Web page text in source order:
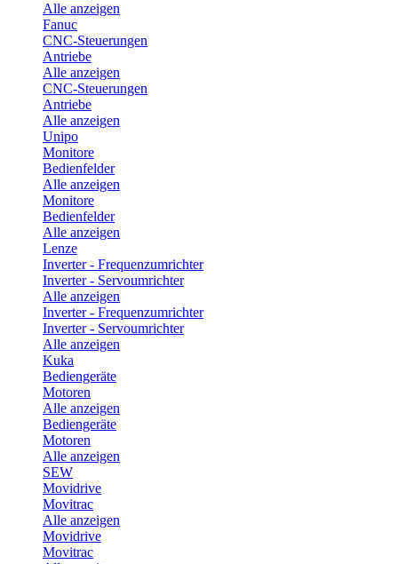
Alle anzeigen
Fanuc
CNC-Steuerungen
Antriebe
Alle anzeigen
CNC-Steuerungen
Antriebe
Alle anzeigen
Unipo
Monitore
Bedienfelder
Alle anzeigen
Monitore
Bedienfelder
Alle anzeigen
Lenze
Inverter - Frequenzumrichter
Inverter - Servoumrichter
Alle anzeigen
Inverter - Frequenzumrichter
Inverter - Servoumrichter
Alle anzeigen
Kuka
Bediengeräte
Motoren
Alle anzeigen
Bediengeräte
Motoren
Alle anzeigen
SEW
Movidrive
Movitrac
Alle anzeigen
Movidrive
Movitrac